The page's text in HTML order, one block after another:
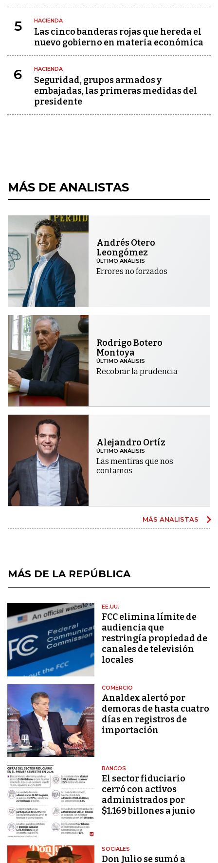
5 HACIENDA
Las cinco banderas rojas que hereda el
nuevo gobierno en materia económica
6 HACIENDA
Seguridad, grupos armados y
embajadas, las primeras medidas del
presidente
MÁS DE ANALISTAS
Andrés Otero
Leongómez
ÚLTIMO ANÁLISIS
Errores no forzados
Rodrigo Botero
Montoya
ÚLTIMO ANÁLISIS
Recobrar la prudencia
Alejandro Ortíz
ÚLTIMO ANÁLISIS
Las mentiras que nos
contamos
MÁS ANALISTAS
MÁS DE LA REPÚBLICA
EE.UU.
FCC elimina límite de
audiencia que
restringía propiedad de
canales de televisión
locales
COMERCIO
Analdex alertó por
demoras de hasta cuatro
días en registros de
importación
BANCOS
El sector fiduciario
cerró con activos
administrados por
$1.169 billones a junio
SOCIALES
Don Julio se sumó a